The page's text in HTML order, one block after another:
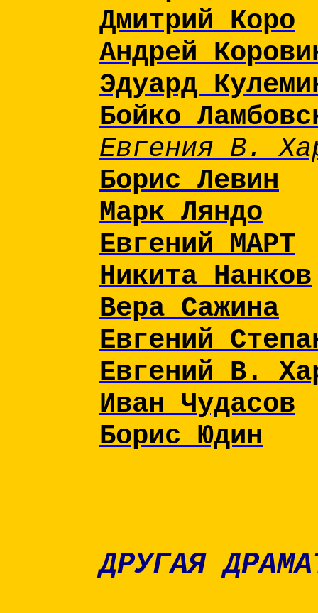
Дмитрий Коро
Андрей
Эдуард
Бойко
Евгения В.
Борис Левин
Марк Ляндо
Евгений МАРТ
Никита Нанков
Вера Сажина
Евгений
Евгений В.
Иван Чудасов
Борис Юдин
ДРУГАЯ